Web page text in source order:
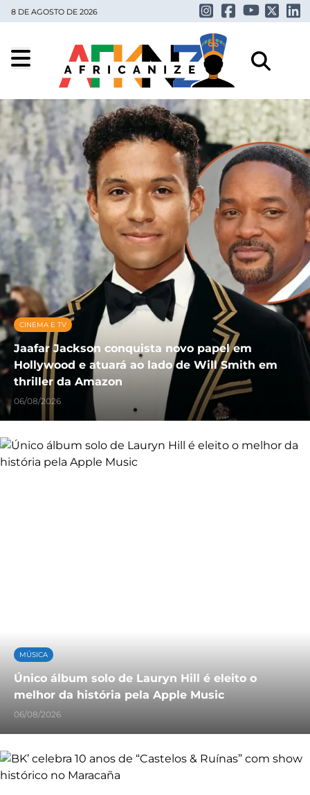
8 DE AGOSTO DE 2026
CINEMA E TV
Jaafar Jackson conquista novo papel em
Hollywood e atuará ao lado de Will Smith em
thriller da Amazon
06/08/2026
MÚSICA
Único álbum solo de Lauryn Hill é eleito o
melhor da história pela Apple Music
06/08/2026